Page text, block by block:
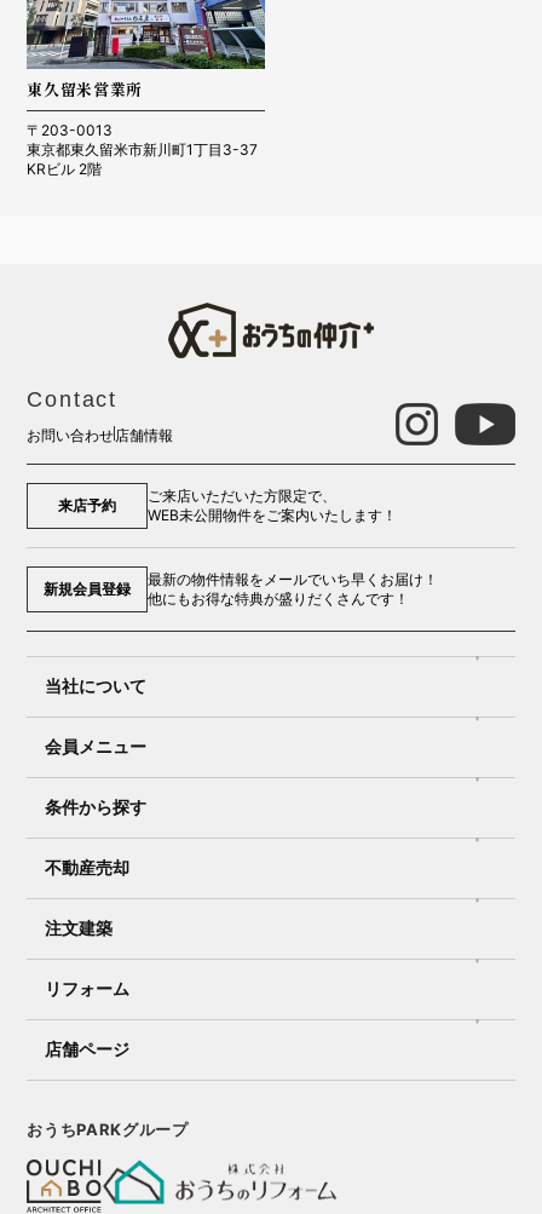
東久留米営業所
〒203-0013
東京都東久留米市新川町1丁目3-37
KRビル 2階
Contact
お問い合わせ 店舗情報
来店予約
ご来店いただいた方限定で、
WEB未公開物件をご案内いたします！
新規会員登録
最新の物件情報をメールでいち早くお届け！
他にもお得な特典が盛りだくさんです！
当社について
会員メニュー
条件から探す
不動産売却
注文建築
リフォーム
店舗ページ
おうちPARKグループ